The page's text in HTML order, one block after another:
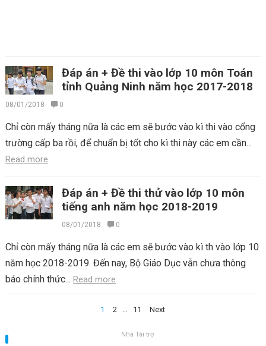
Đáp án + Đề thi vào lớp 10 môn Toán
tỉnh Quảng Ninh năm học 2017-2018
08/01/2018 0
Chỉ còn mấy tháng nữa là các em sẽ bước vào kì thi vào cổng
trường cấp ba rồi, để chuẩn bị tốt cho kì thi này các em cần...
Read more
Đáp án + Đề thi thử vào lớp 10 môn
tiếng anh năm học 2018-2019
08/01/2018 0
Chỉ còn mấy tháng nữa là các em sẽ bước vào kì th vào lớp 10
năm học 2018-2019. Đến nay, Bộ Giáo Dục vẫn chưa thông
báo chính thức... Read more
bài
1 2 … 11 Next
Nhà Tài trợ